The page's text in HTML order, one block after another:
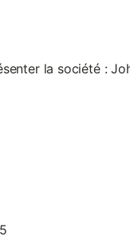
la société :